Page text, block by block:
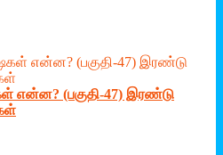
என்ன? (பகுதி-47) இரண்டு